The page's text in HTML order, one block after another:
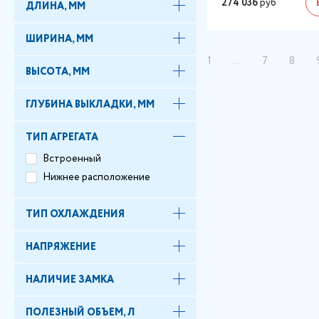
ДЛИНА, ММ
ШИРИНА, ММ
ВЫСОТА, ММ
ГЛУБИНА ВЫКЛАДКИ, ММ
ТИП АГРЕГАТА
Встроенный
Нижнее расположение
ТИП ОХЛАЖДЕНИЯ
НАПРЯЖЕНИЕ
НАЛИЧИЕ ЗАМКА
ПОЛЕЗНЫЙ ОБЪЕМ, Л
274 036руб
1 ... 7 8